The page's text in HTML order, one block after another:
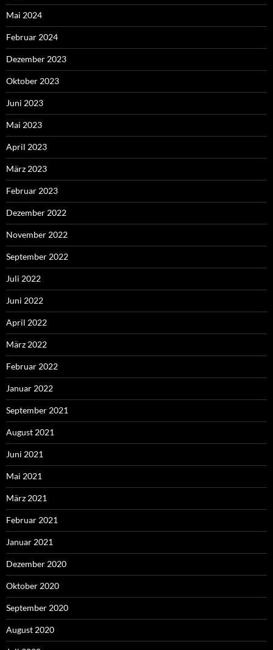
Mai 2024
Februar 2024
Dezember 2023
Oktober 2023
Juni 2023
Mai 2023
April 2023
März 2023
Februar 2023
Dezember 2022
November 2022
September 2022
Juli 2022
Juni 2022
April 2022
März 2022
Februar 2022
Januar 2022
September 2021
August 2021
Juni 2021
Mai 2021
März 2021
Februar 2021
Januar 2021
Dezember 2020
Oktober 2020
September 2020
August 2020